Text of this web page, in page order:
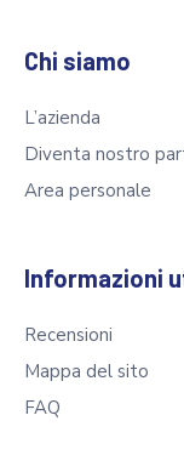
Chi siamo
L’azienda
Diventa nostro
Area personale
Informazioni
Recensioni
Mappa del sito
FAQ